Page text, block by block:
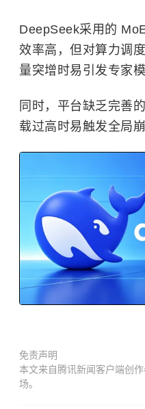
DeepSeek采用的
效率高，但对算力调
量突增时易引发专家模
同时，平台缺乏完善
载过高时易触发全局崩
免责声明
本文来自腾讯新闻客户端创
场。